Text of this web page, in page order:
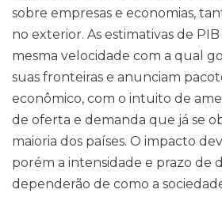
sobre empresas e economias,
no exterior. As estimativas de
mesma velocidade com a qual
suas fronteiras e anunciam
econômico, com o intuito de
de oferta e demanda que já se
maioria dos países. O impacto
porém a intensidade e prazo de
dependerão de como a